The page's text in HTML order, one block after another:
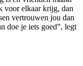
voor elkaar krijg, dan
vertrouwen jou dan
doe je iets goed”, legt